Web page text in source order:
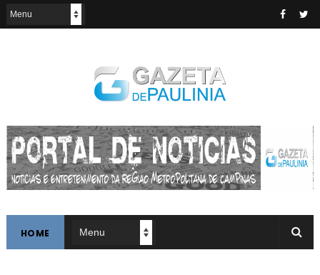
HOME